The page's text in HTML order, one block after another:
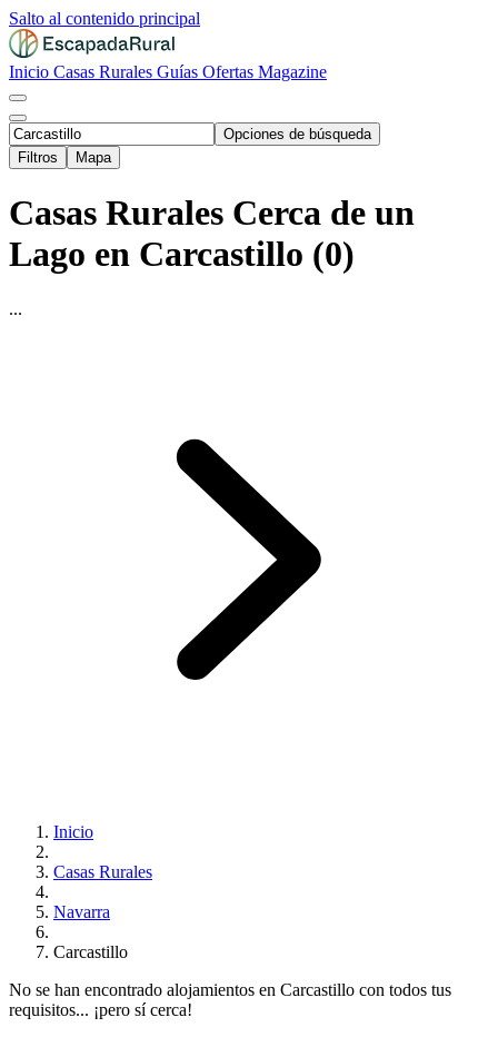
Salto al contenido principal
Inicio Casas Rurales Guías Ofertas Magazine
Opciones de búsqueda
Filtros
Mapa
Casas Rurales Cerca de un
Lago en Carcastillo (0)
...
Inicio
Casas Rurales
Navarra
Carcastillo
No se han encontrado alojamientos en Carcastillo con todos tus
requisitos... ¡pero sí cerca!